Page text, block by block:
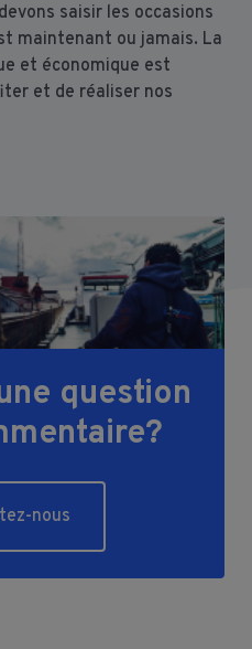
saisir les occasions
maintenant ou jamais. La
et économique est
et de réaliser nos
question
nous